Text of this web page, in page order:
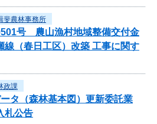
斐農林事務所
号 農山漁村地域整備交付金
（春日工区）改築 工事に関す
政課
タ（森林基本図）更新委託業
札公告